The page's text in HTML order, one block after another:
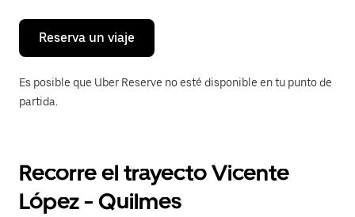
el
calendario.
Reserva un viaje
Es posible que Uber Reserve no esté disponible en tu punto de
partida.
Recorre el trayecto Vicente
López - Quilmes